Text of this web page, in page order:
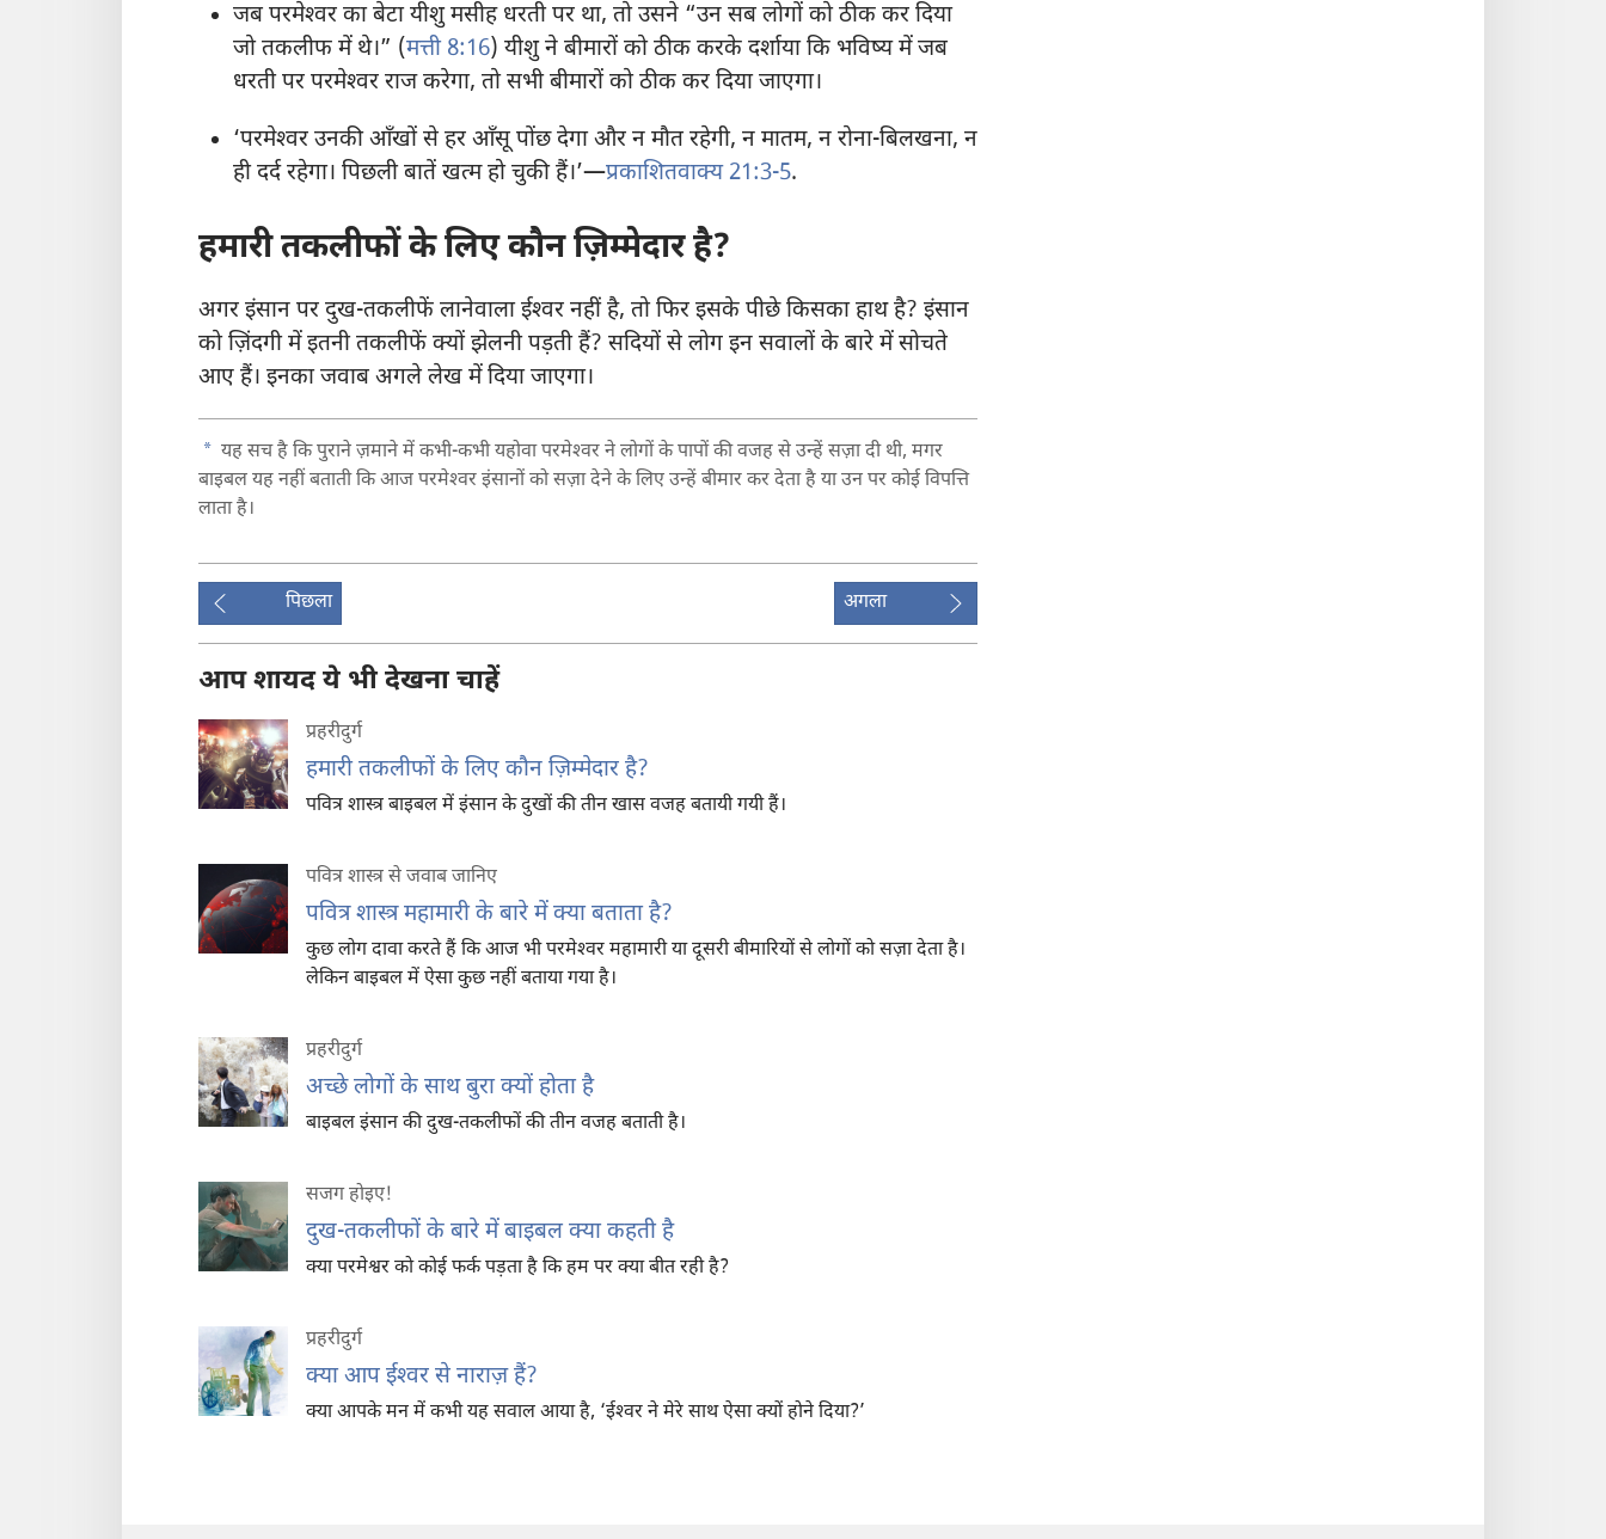
जब परमेश्‍वर का बेटा यीशु मसीह धरती पर था, तो उसने “उन सब लोगों को ठीक कर दिया
जो तकलीफ में थे।” (मत्ती 8:16) यीशु ने बीमारों को ठीक करके दर्शाया कि भविष्य में जब
धरती पर परमेश्‍वर राज करेगा, तो सभी बीमारों को ठीक कर दिया जाएगा।
‘परमेश्‍वर उनकी आँखों से हर आँसू पोंछ देगा और न मौत रहेगी, न मातम, न रोना-बिलखना, न
ही दर्द रहेगा। पिछली बातें खत्म हो चुकी हैं।’​—प्रकाशितवाक्य 21:3-5.
हमारी तकलीफों के लिए कौन ज़िम्मेदार है?
अगर इंसान पर दुख-तकलीफें लानेवाला ईश्‍वर नहीं है, तो फिर इसके पीछे किसका हाथ है? इंसान
को ज़िंदगी में इतनी तकलीफें क्यों झेलनी पड़ती हैं? सदियों से लोग इन सवालों के बारे में सोचते
आए हैं। इनका जवाब अगले लेख में दिया जाएगा।
a यह सच है कि पुराने ज़माने में कभी-कभी यहोवा परमेश्‍वर ने लोगों के पापों की वजह से उन्हें सज़ा दी थी, मगर
बाइबल यह नहीं बताती कि आज परमेश्‍वर इंसानों को सज़ा देने के लिए उन्हें बीमार कर देता है या उन पर कोई विपत्ति
लाता है।
पिछला अगला
आप शायद ये भी देखना चाहें
प्रहरीदुर्ग
हमारी तकलीफों के लिए कौन ज़िम्मेदार है?
पवित्र शास्त्र बाइबल में इंसान के दुखों की तीन खास वजह बतायी गयी हैं।
पवित्र शास्त्र से जवाब जानिए
पवित्र शास्त्र महामारी के बारे में क्या बताता है?
कुछ लोग दावा करते हैं कि आज भी परमेश्‍वर महामारी या दूसरी बीमारियों से लोगों को सज़ा देता है।
लेकिन बाइबल में ऐसा कुछ नहीं बताया गया है।
प्रहरीदुर्ग
अच्छे लोगों के साथ बुरा क्यों होता है
बाइबल इंसान की दुख-तकलीफों की तीन वजह बताती है।
सजग होइए‍!
दुख-तकलीफों के बारे में बाइबल क्या कहती है
क्या परमेश्वर को कोई फर्क पड़ता है कि हम पर क्या बीत रही है?
प्रहरीदुर्ग
क्या आप ईश्‍वर से नाराज़ हैं?
क्या आपके मन में कभी यह सवाल आया है, ‘ईश्‍वर ने मेरे साथ ऐसा क्यों होने दिया?’